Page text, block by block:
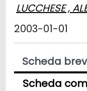
LUCCHESE ,
2003-01-01
Scheda
Scheda